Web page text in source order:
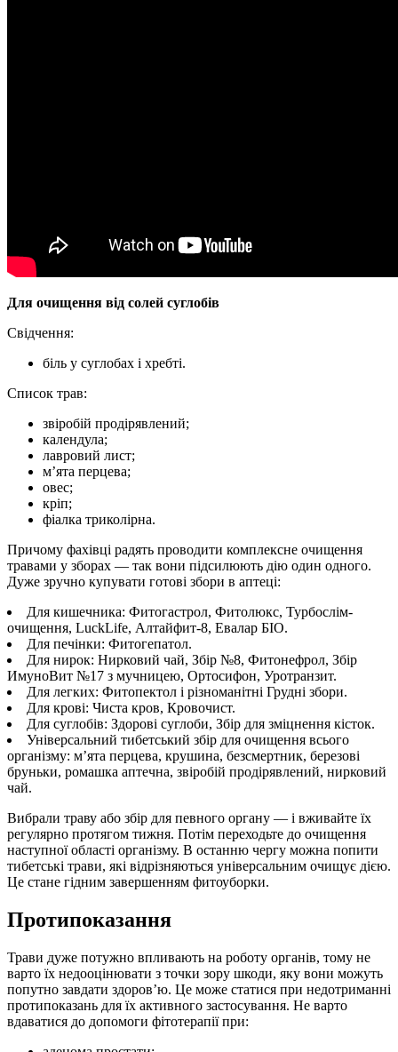
Для очищення від солей суглобів
Свідчення:
біль у суглобах і хребті.
Список трав:
звіробій продірявлений;
календула;
лавровий лист;
м’ята перцева;
овес;
кріп;
фіалка триколірна.
Причому фахівці радять проводити комплексне очищення
травами у зборах — так вони підсилюють дію один одного.
Дуже зручно купувати готові збори в аптеці:
Для кишечника: Фитогастрол, Фитолюкс, Турбослім-
очищення, LuckLife, Алтайфит-8, Евалар БІО.
Для печінки: Фитогепатол.
Для нирок: Нирковий чай, Збір №8, Фитонефрол, Збір
ИмуноВит №17 з мучницею, Ортосифон, Уротранзит.
Для легких: Фитопектол і різноманітні Грудні збори.
Для крові: Чиста кров, Кровочист.
Для суглобів: Здорові суглоби, Збір для зміцнення кісток.
Універсальний тибетський збір для очищення всього
організму: м’ята перцева, крушина, безсмертник, березові
бруньки, ромашка аптечна, звіробій продірявлений, нирковий
чай.
Вибрали траву або збір для певного органу — і вживайте їх
регулярно протягом тижня. Потім переходьте до очищення
наступної області організму. В останню чергу можна попити
тибетські трави, які відрізняються універсальним очищує дією.
Це стане гідним завершенням фитоуборки.
Протипоказання
Трави дуже потужно впливають на роботу органів, тому не
варто їх недооцінювати з точки зору шкоди, яку вони можуть
попутно завдати здоров’ю. Це може статися при недотриманні
протипоказань для їх активного застосування. Не варто
вдаватися до допомоги фітотерапії при: